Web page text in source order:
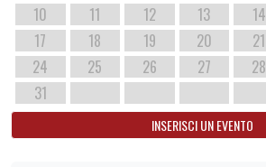
10
11 12 13 14
17
18 19 20 21
24
25 26 27 28
31
INSERISCI UN EVENTO